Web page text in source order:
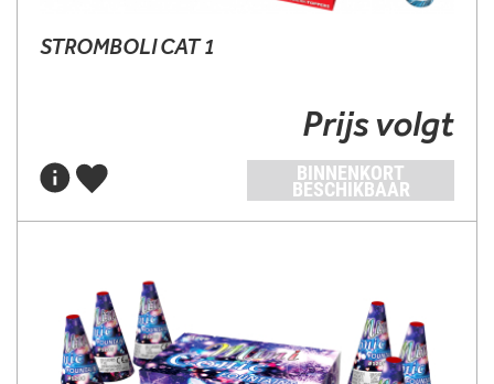
STROMBOLI CAT 1
Prijs volgt
BINNENKORT
BESCHIKBAAR